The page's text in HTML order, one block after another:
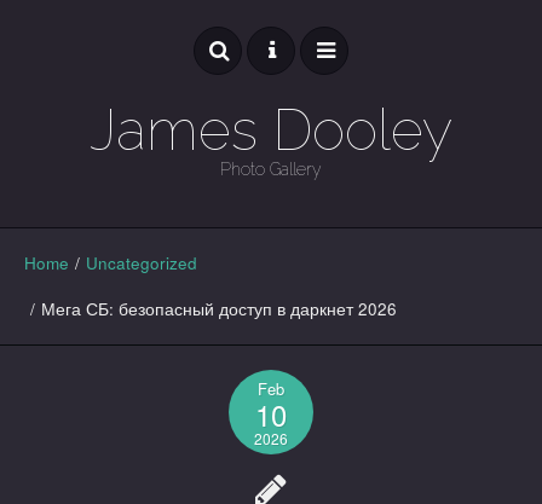
James Dooley
Photo Gallery
GALLERY
Home / Uncategorized
/ Мега СБ: безопасный доступ в даркнет 2026
Feb
10
2026